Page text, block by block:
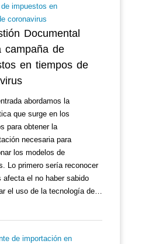
Documental
campaña de
en tiempos de
abordamos la
que surge en los
para obtener la
necesaria para
los modelos de
Lo primero sería reconocer
afecta el no haber sabido
el uso de la tecnología de…